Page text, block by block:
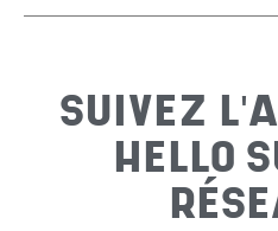
SUIVEZ
HELLO